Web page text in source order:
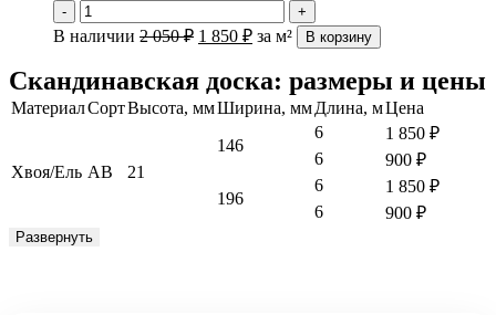
- +
В наличии 2 050₽ 1 850 ₽ за м² В корзину
Скандинавская доска: размеры и цены
МатериалСортВысота, ммШирина, ммДлина, мЦена
Хвоя/Ель АВ 21
146
6 1 850 ₽
6
900 ₽
196
6 1 850 ₽
6
900 ₽
Развернуть